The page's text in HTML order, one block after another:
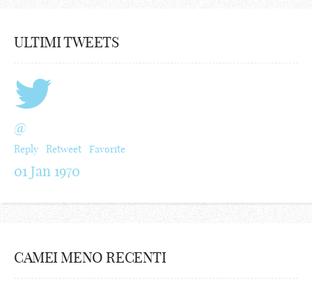
ULTIMI TWEETS
@
Reply Retweet Favorite
01 Jan 1970
CAMEI MENO RECENTI